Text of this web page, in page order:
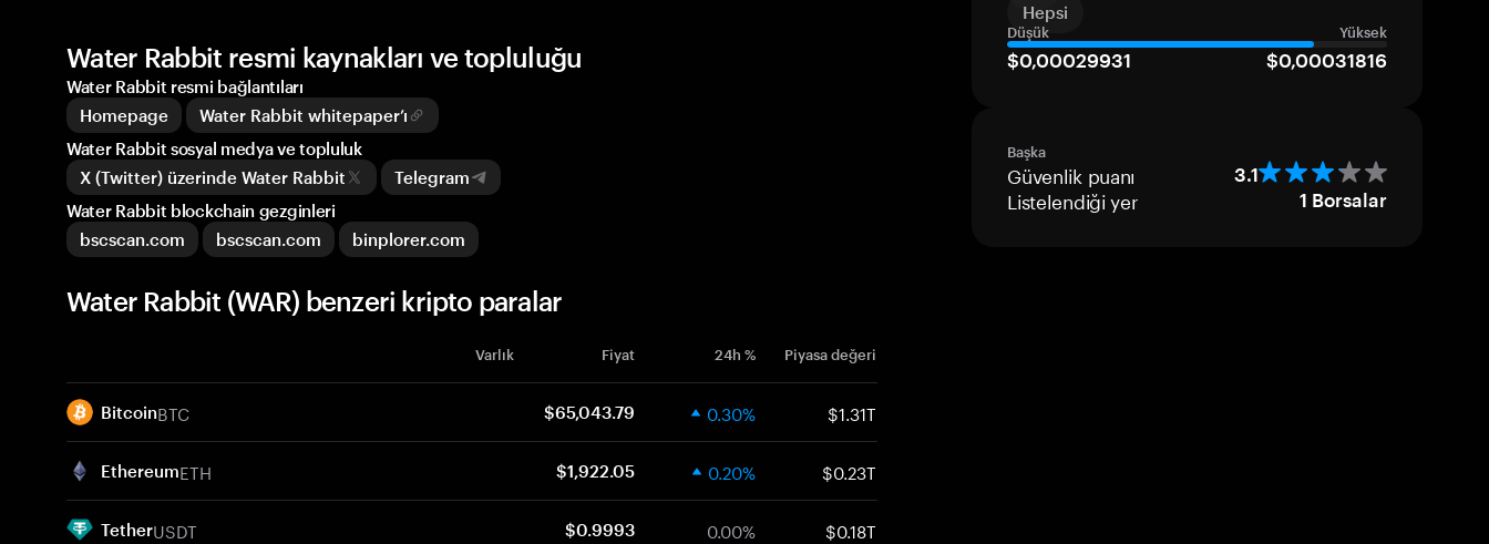
Hepsi
Düşük Yüksek
$0,00029931 $0,00031816
Başka
Güvenlik puanı 3.1
Listelendiği yer 1 Borsalar
Water Rabbit resmi kaynakları ve topluluğu
Water Rabbit resmi bağlantıları
Homepage
Water Rabbit whitepaper’ı
Water Rabbit sosyal medya ve topluluk
X (Twitter) üzerinde Water Rabbit
Telegram
Water Rabbit blockchain gezginleri
bscscan.com
bscscan.com binplorer.com
Water Rabbit (WAR) benzeri kripto paralar
Varlık Fiyat 24h % Piyasa değeri
BitcoinBTC $65,043.79 0.30% $1.31T
EthereumETH $1,922.05 0.20% $0.23T
TetherUSDT $0.9993 0.00% $0.18T